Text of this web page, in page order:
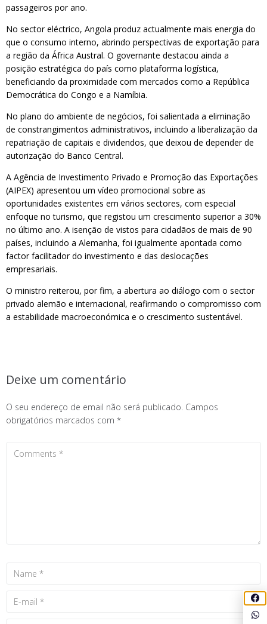
passageiros por ano.
No sector eléctrico, Angola produz actualmente mais energia do
que o consumo interno, abrindo perspectivas de exportação para
a região da África Austral. O governante destacou ainda a
posição estratégica do país como plataforma logística,
beneficiando da proximidade com mercados como a República
Democrática do Congo e a Namíbia.
No plano do ambiente de negócios, foi salientada a eliminação
de constrangimentos administrativos, incluindo a liberalização da
repatriação de capitais e dividendos, que deixou de depender de
autorização do Banco Central.
A Agência de Investimento Privado e Promoção das Exportações
(AIPEX) apresentou um vídeo promocional sobre as
oportunidades existentes em vários sectores, com especial
enfoque no turismo, que registou um crescimento superior a 30%
no último ano. A isenção de vistos para cidadãos de mais de 90
países, incluindo a Alemanha, foi igualmente apontada como
factor facilitador do investimento e das deslocações
empresariais.
O ministro reiterou, por fim, a abertura ao diálogo com o sector
privado alemão e internacional, reafirmando o compromisso com
a estabilidade macroeconómica e o crescimento sustentável.
Deixe um comentário
O seu endereço de email não será publicado. Campos
obrigatórios marcados com *